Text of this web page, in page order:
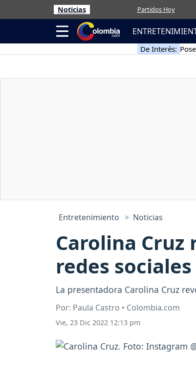
Noticias Partidos Hoy
De Interés:
Entretenimiento Noticias
Carolina
redes sociales
La presentadora Carolina Cruz
Por: Paula Castro • Colombia.com
Vie, 23 Dic 2022 12:13 pm